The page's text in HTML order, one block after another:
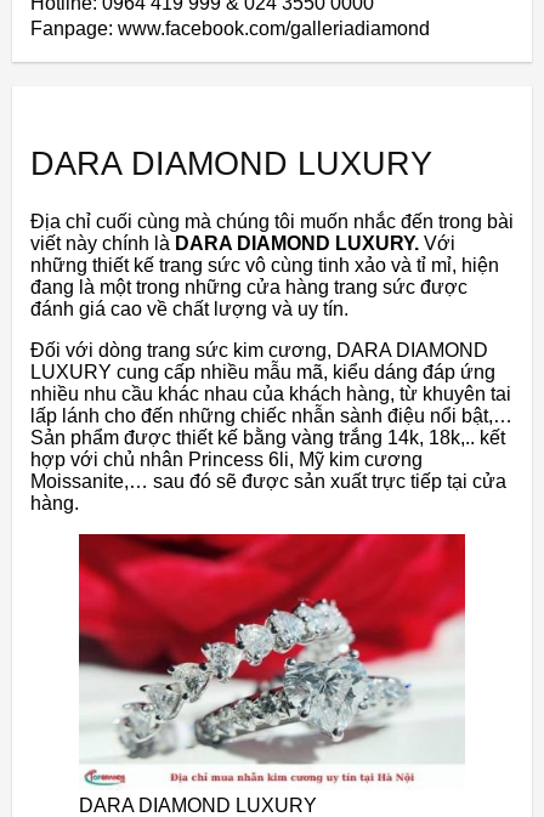
Fanpage: www.facebook.com/galleriadiamond
DARA DIAMOND LUXURY
Địa chỉ cuối cùng mà chúng tôi muốn nhắc đến trong bài
viết này chính là DARA DIAMOND LUXURY. Với
những thiết kế trang sức vô cùng tinh xảo và tỉ mỉ, hiện
đang là một trong những cửa hàng trang sức được
đánh giá cao về chất lượng và uy tín.
Đối với dòng trang sức kim cương, DARA DIAMOND
LUXURY cung cấp nhiều mẫu mã, kiểu dáng đáp ứng
nhiều nhu cầu khác nhau của khách hàng, từ khuyên tai
lấp lánh cho đến những chiếc nhẫn sành điệu nổi bật,…
Sản phẩm được thiết kế bằng vàng trắng 14k, 18k,.. kết
hợp với chủ nhân Princess 6li, Mỹ kim cương
Moissanite,… sau đó sẽ được sản xuất trực tiếp tại cửa
hàng.
DARA DIAMOND LUXURY